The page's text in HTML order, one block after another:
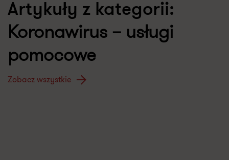
Artykuły z kategorii:
Koronawirus – usługi
pomocowe
Zobacz wszystkie